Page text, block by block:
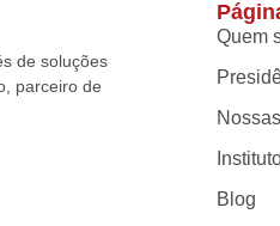
de soluções
parceiro de
Quem
Blog